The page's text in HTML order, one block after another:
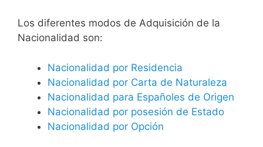
​​​Los diferentes modos de Adquisición de la
Nacionalidad son:
Nacionalidad por Residencia
Nacionalidad por Carta de Naturaleza
Nacionalidad para Españoles de Origen
Nacionalidad por posesión de Estado
Nacionalidad por Opción